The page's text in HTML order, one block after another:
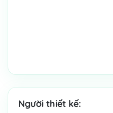
Người thiết kế: